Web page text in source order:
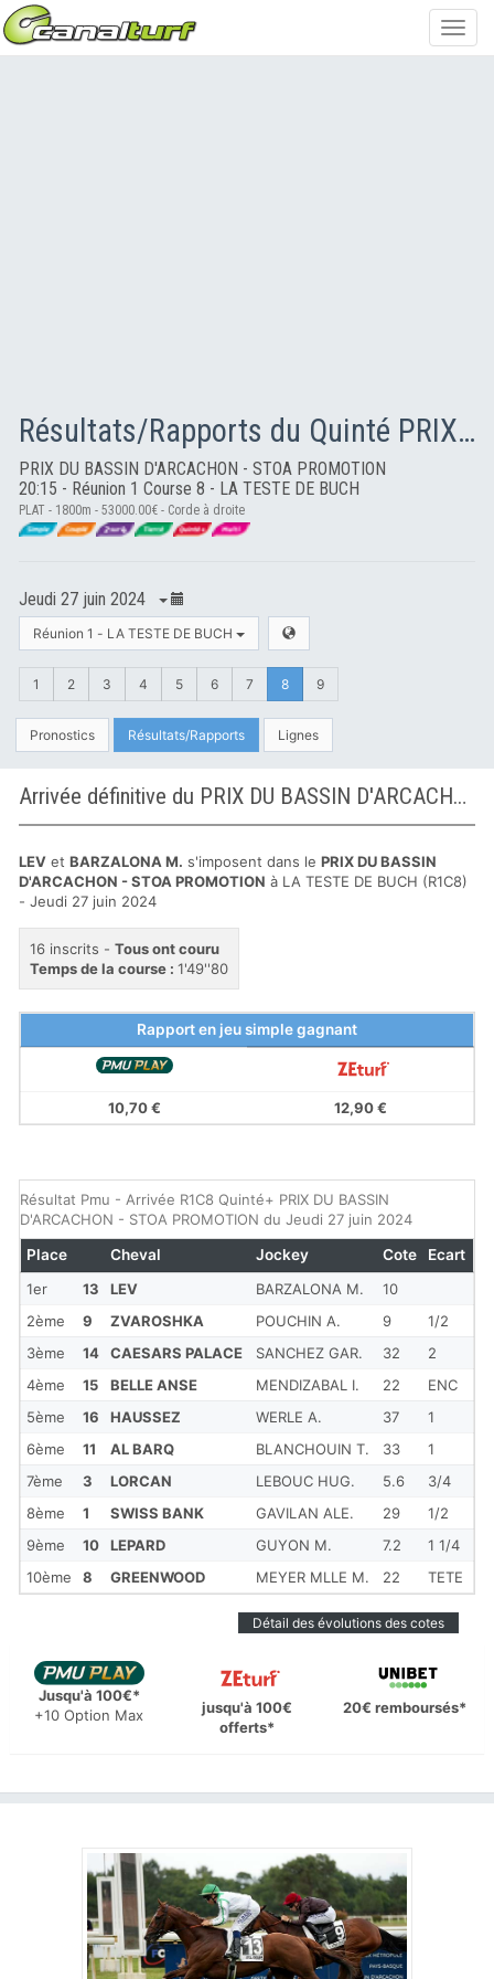
Résultats/Rapports du Quinté PRIX DU BASSIN D'ARCACHON - STOA PROMOTION
PRIX DU BASSIN D'ARCACHON - STOA PROMOTION
20:15 - Réunion 1 Course 8 - LA TESTE DE BUCH
PLAT - 1800m - 53000.00€ - Corde à droite
Jeudi 27 juin 2024
Réunion 1 - LA TESTE DE BUCH
1 2 3 4 5 6 7 8 9
Pronostics Résultats/Rapports Lignes
Arrivée définitive du PRIX DU BASSIN D'ARCACHON - STOA PROMOTION à LA TESTE DE BUCH
LEV et BARZALONA M. s'imposent dans le PRIX DU BASSIN
D'ARCACHON - STOA PROMOTION à LA TESTE DE BUCH (R1C8)
- Jeudi 27 juin 2024
16 inscrits - Tous ont couru
Temps de la course : 1'49''80
Rapport en jeu simple gagnant
10,70 € 12,90 €
Résultat Pmu - Arrivée R1C8 Quinté+ PRIX DU BASSIN
D'ARCACHON - STOA PROMOTION du Jeudi 27 juin 2024
1er 13 LEV BARZALONA M.
10
2ème
9 ZVAROSHKA POUCHIN A. 9
1/2
3ème
14 CAESARS PALACE SANCHEZ GAR. 32
2
4ème
15 BELLE ANSE MENDIZABAL I. 22
ENC
5ème
16 HAUSSEZ WERLE A. 37
1
6ème
11 AL BARQ BLANCHOUIN T. 33
1
7ème
3 LORCAN LEBOUC HUG. 5.6
3/4
8ème
1 SWISS BANK GAVILAN ALE. 29
1/2
9ème
10 LEPARD GUYON M. 7.2
1 1/4
10ème
8 GREENWOOD MEYER MLLE M. 22 TETE
Place Cheval Jockey Cote Ecart
Détail des évolutions des cotes
Jusqu'à 100€*
+10 Option Max
jusqu'à 100€
offerts*
20€ remboursés*